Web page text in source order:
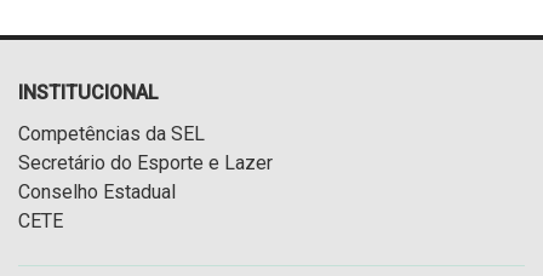
INSTITUCIONAL
Competências da SEL
Secretário do Esporte e Lazer
Conselho Estadual
CETE